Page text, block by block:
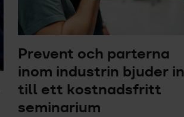
Prevent och parterna
inom industrin bjuder in
till ett kostnadsfritt
seminarium